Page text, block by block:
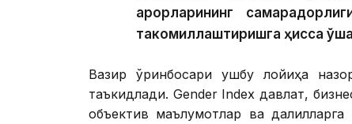
қарорларининг
такомиллаштиришга ҳисса
Вазир ўринбосари ушбу лойиҳа
таъкидлади. Gender Index давлат,
объектив маълумотлар ва